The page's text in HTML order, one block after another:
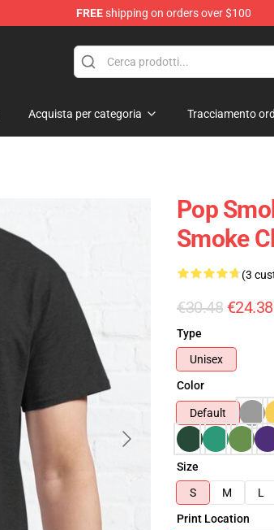
FREEshipping on orders over $100
Acquista per categoria Tracciamento
Pop
Smoke
(3
€30.48 €24.38
Type
Unisex
Color
Default
Size
S
M L
Print Location